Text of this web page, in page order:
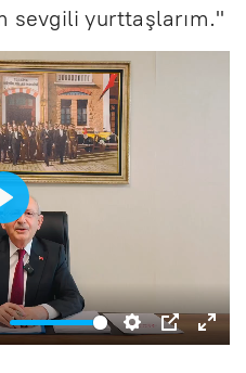
sevgili yurttaşlarım."
A
P
E
B
a
ş
l